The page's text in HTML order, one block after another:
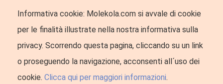
Informativa cookie: Molekola.com si avvale di cookie
per le finalità illustrate nella nostra informativa sulla
privacy. Scorrendo questa pagina, cliccando su un link
o proseguendo la navigazione, acconsenti all´uso dei
cookie. Clicca qui per maggiori informazioni.